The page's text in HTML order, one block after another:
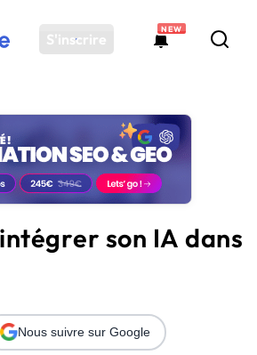
S'inscrire
NEW
son IA dans
Nous suivre sur Google